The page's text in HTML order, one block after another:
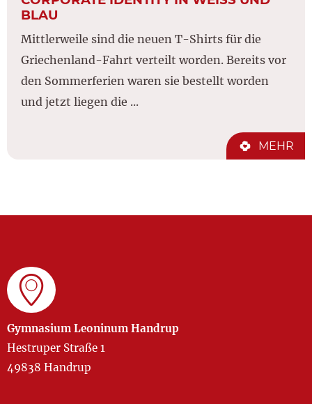
LAU
Mittlerweile sind die neuen T-Shirts für die
Griechenland-Fahrt verteilt worden. Bereits vor
den Sommerferien waren sie bestellt worden
und jetzt liegen die ...
MEHR
Gymnasium Leoninum Handrup
Hestruper Straße 1
49838 Handrup